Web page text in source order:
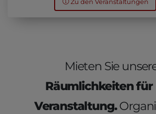
Zu den Veranstaltungen
Mieten Sie
Räumlichkeiten für
Veranstaltung.